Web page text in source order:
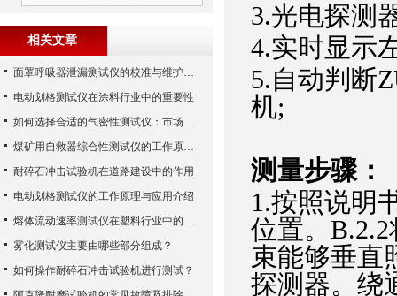
3.光电探测
4.实时显示
5.自动判断
机;
测量步骤：
1 .按照说明
位置。
束能够垂直
探测器。绕
相关文章
面罩呼吸器泄漏测试仪的校准与维护技巧
电动划格测试仪在涂料行业中的重要性
如何选择合适的气密性测试仪：市场指南
煤矿用自救器综合性测试仪的工作原理与功能解析
耐碎石冲击试验机在道路建设中的作用
电动划格测试仪的工作原理与应用介绍
熔体流动速率测试仪在塑料行业中的应用
雾化测试仪主要由哪些部分组成？
如何操作耐碎石冲击试验机进行测试？